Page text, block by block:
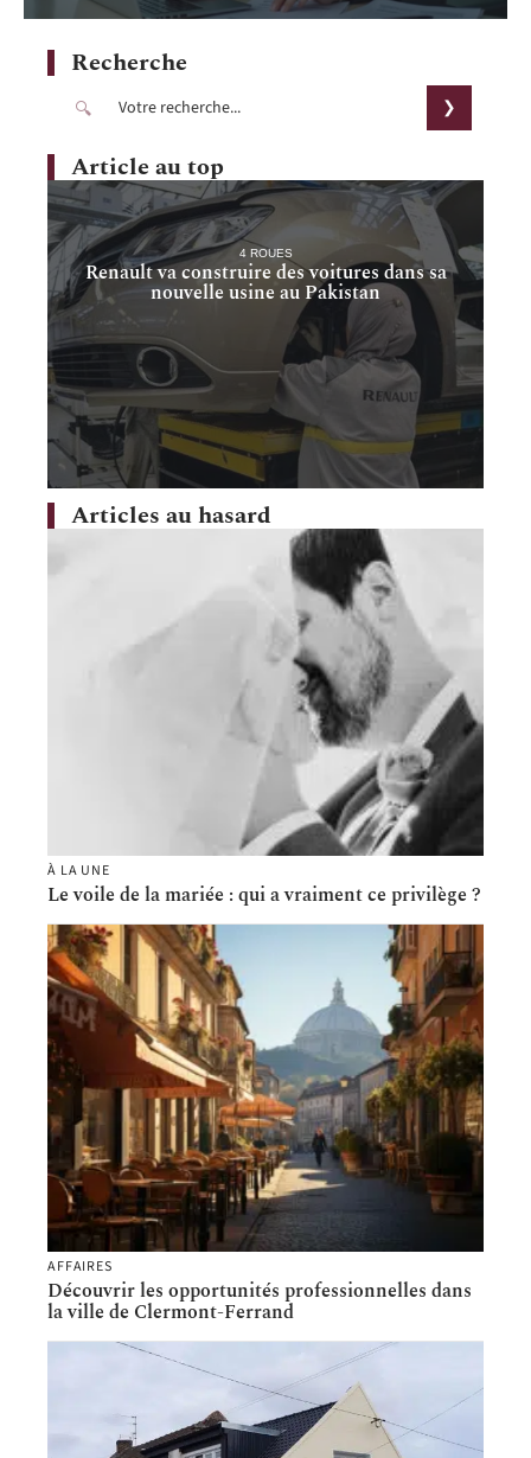
Recherche
Article au top
4 ROUES
Renault va construire des voitures dans sa
nouvelle usine au Pakistan
Articles au hasard
À LA UNE
Le voile de la mariée : qui a vraiment ce privilège ?
AFFAIRES
Découvrir les opportunités professionnelles dans
la ville de Clermont-Ferrand